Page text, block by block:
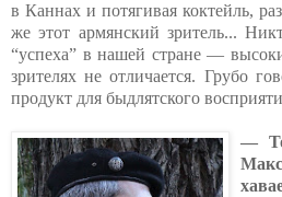
в Каннах и потягивая коктейль,
же этот армянский зритель...
“успеха” в нашей стране —
зрителях не отличается. Грубо
продукт для быдлятского
— То